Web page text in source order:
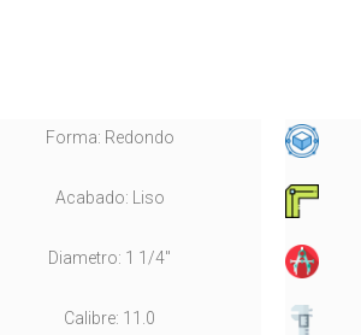
Forma: Redondo
Acabado: Liso
Diametro: 1 1/4"
Calibre: 11.0